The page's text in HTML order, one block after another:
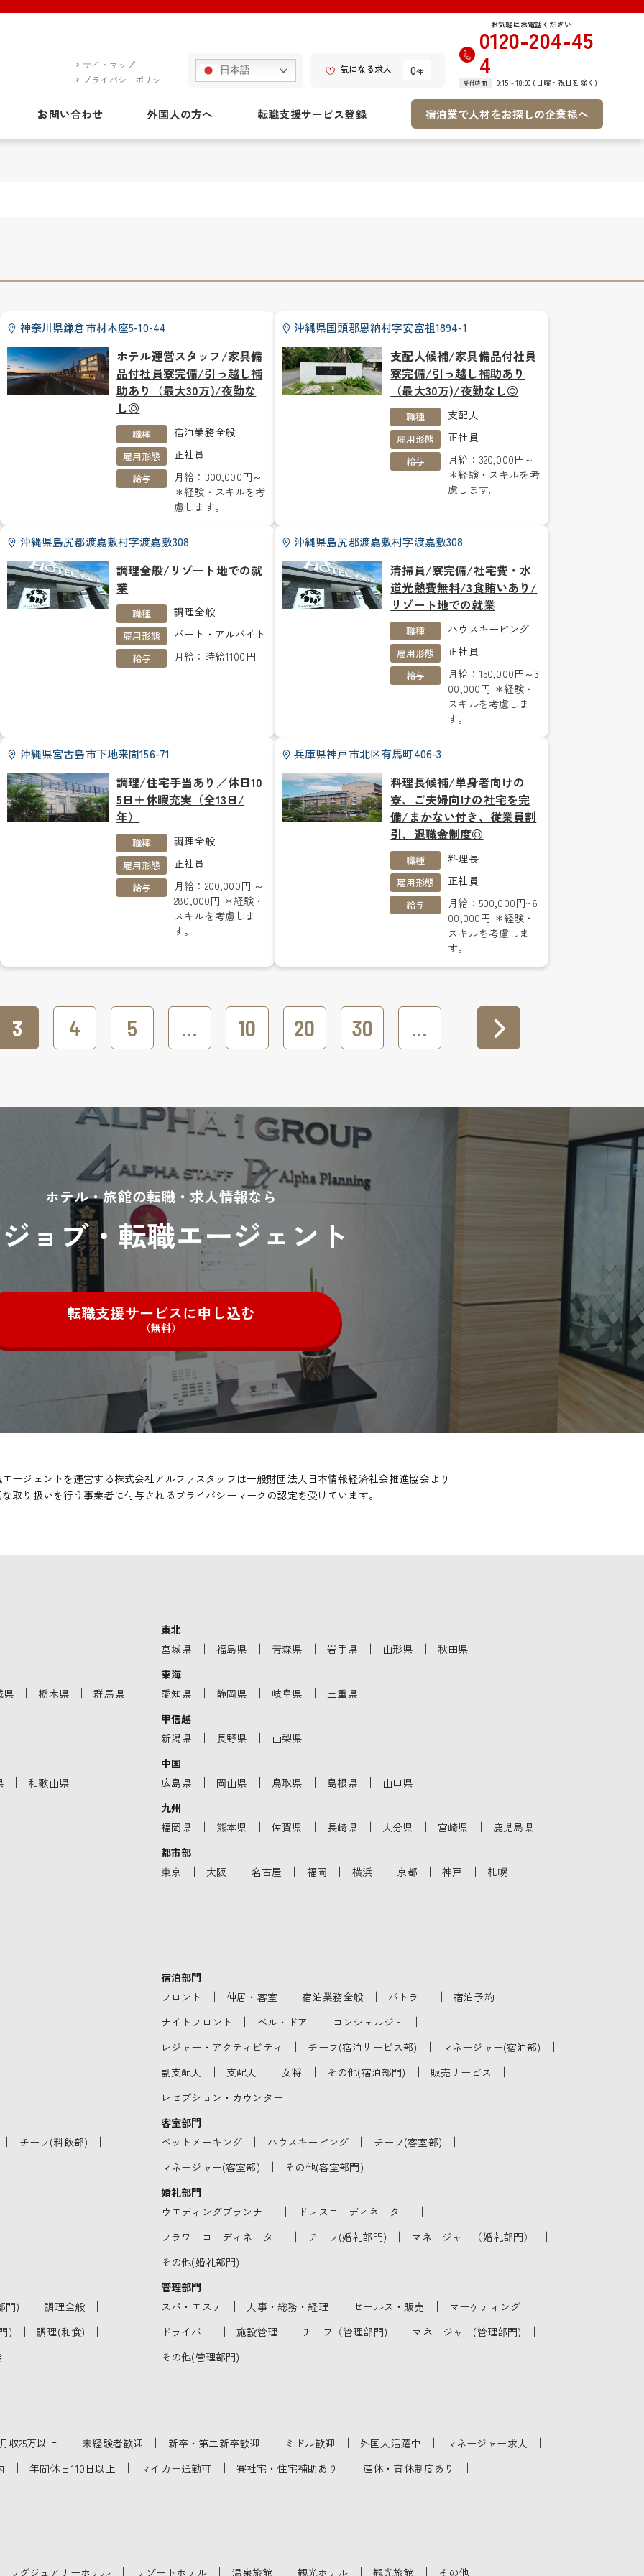
サイトマップ
プライバシーポリシー
日本語 気になる求人 0件
お気軽にお電話ください
0120-204-45
4
受付時間 9:15～18:00 (日曜・祝日を除く)
お問い合わせ 外国人の方へ 転職支援サービス登録 宿泊業で人材をお探しの企業様へ
神奈川県鎌倉市材木座5-10-44
ホテル運営スタッフ/家具備
品付社員寮完備/引っ越し補
助あり（最大30万)/夜勤な
し◎
職種 宿泊業務全般
雇用形態 正社員
給与
月給：300,000円～
＊経験・スキルを考
慮します。
沖縄県国頭郡恩納村字安富祖1894-1
支配人候補/家具備品付社員
寮完備/引っ越し補助あり
（最大30万)/夜勤なし◎
職種 支配人
雇用形態 正社員
給与
月給：320,000円～
＊経験・スキルを考
慮します。
沖縄県島尻郡渡嘉敷村字渡嘉敷308
調理全般/リゾート地での就
業
職種 調理全般
雇用形態 パート・アルバイト
給与 月給：時給1100円
沖縄県島尻郡渡嘉敷村字渡嘉敷308
清掃員/寮完備/社宅費・水
道光熱費無料/3食賄いあり/
リゾート地での就業
職種 ハウスキーピング
雇用形態 正社員
給与
月給：150,000円～3
00,000円 ＊経験・
スキルを考慮しま
す。
沖縄県宮古島市下地来間156-71
調理/住宅手当あり／休日10
5日＋休暇充実（全13日/
年）
職種 調理全般
雇用形態 正社員
給与
月給：200,000円 ～
280,000円 ＊経験・
スキルを考慮しま
す。
兵庫県神戸市北区有馬町406-3
料理長候補/単身者向けの
寮、ご夫婦向けの社宅を完
備/まかない付き、従業員割
引、退職金制度◎
職種 料理長
雇用形態 正社員
給与
月給：500,000円~6
00,000円 ＊経験・
スキルを考慮しま
す。
3 4 5 ... 10 20 30 ...
ホテル・旅館の転職・求人情報なら
ョブ・ 転職エージェント
転職支援サービスに申し込む
（無料）
ージェントを運営する株式会社アルファスタッフは一般財団法人日本情報経済社会推進協会より
取り扱いを行う事業者に付与されるプライバシーマークの認定を受けています。
東北
宮城県
｜ 福島県 ｜ 青森県 ｜ 岩手県 ｜ 山形県 ｜ 秋田県
県 ｜ 栃木県 ｜ 群馬県
東海
愛知県
｜ 静岡県 ｜ 岐阜県 ｜
三重県
甲信越
新潟県
｜ 長野県 ｜ 山梨県
｜ 和歌山県
中国
広島県
｜ 岡山県 ｜ 鳥取県 ｜ 島根県 ｜
山口県
九州
福岡県
｜ 熊本県 ｜ 佐賀県 ｜ 長崎県 ｜ 大分県 ｜ 宮崎県 ｜
鹿児島県
都市部
東京
｜ 大阪 ｜ 名古屋 ｜ 福岡 ｜ 横浜 ｜ 京都 ｜ 神戸 ｜ 札幌
宿泊部門
フロント
｜ 仲居・客室 ｜ 宿泊業務全般 ｜ バトラー ｜ 宿泊予約 ｜
ナイトフロント ｜ ベル・ドア ｜ コンシェルジュ ｜
レジャー・アクティビティ ｜ チーフ(宿泊サービス部) ｜ マネージャー(宿泊部) ｜
副支配人 ｜ 支配人 ｜ 女将 ｜ その他(宿泊部門) ｜ 販売サービス ｜
レセプション・カウンター
｜ チーフ(料飲部) ｜
客室部門
ベットメーキング
｜ ハウスキーピング ｜ チーフ(客室部) ｜
マネージャー(客室部) ｜
その他(客室部門)
婚礼部門
ウエディングプランナー
｜ ドレスコーディネーター ｜
フラワーコーディネーター ｜ チーフ(婚礼部門) ｜ マネージャー（婚礼部門） ｜
その他(婚礼部門)
門) ｜ 調理全般 ｜
) ｜ 調理(和食) ｜
管理部門
スパ・エステ
｜ 人事・総務・経理 ｜ セールス・販売 ｜ マーケティング ｜
ドライバー ｜ 施設管理 ｜ チーフ（管理部門) ｜ マネージャー(管理部門) ｜
その他(管理部門)
収25万以上 ｜ 未経験者歓迎 ｜ 新卒・第二新卒歓迎 ｜ ミドル歓迎 ｜ 外国人活躍中 ｜ マネージャー求人 ｜
｜ 年間休日110日以上 ｜ マイカー通勤可 ｜ 寮社宅・住宅補助あり ｜ 産休・育休制度あり ｜
ラグジュアリーホテル ｜ リゾートホテル ｜ 温泉旅館 ｜ 観光ホテル ｜ 観光旅館 ｜ その他